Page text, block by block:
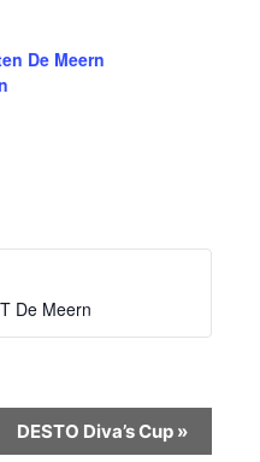
De Meern
De Meern
DESTO Diva’s Cup »